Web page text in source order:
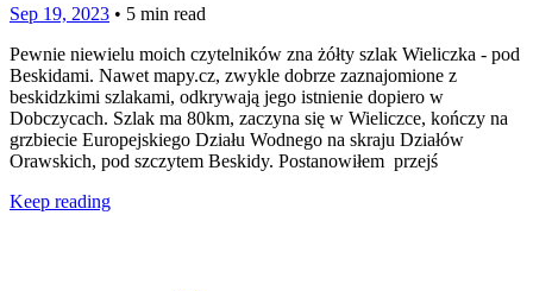
Sep 19, 2023 • 5 min read
Pewnie niewielu moich czytelników zna żółty szlak Wieliczka - pod
Beskidami. Nawet mapy.cz, zwykle dobrze zaznajomione z
beskidzkimi szlakami, odkrywają jego istnienie dopiero w
Dobczycach. Szlak ma 80km, zaczyna się w Wieliczce, kończy na
grzbiecie Europejskiego Działu Wodnego na skraju Działów
Orawskich, pod szczytem Beskidy. Postanowiłem przejś
Keep reading